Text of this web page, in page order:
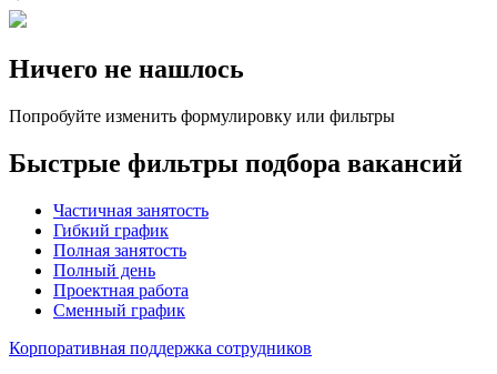
Ничего не нашлось
Попробуйте изменить формулировку или фильтры
Быстрые фильтры подбора вакансий
Частичная занятость
Гибкий график
Полная занятость
Полный день
Проектная работа
Сменный график
Корпоративная поддержка сотрудников